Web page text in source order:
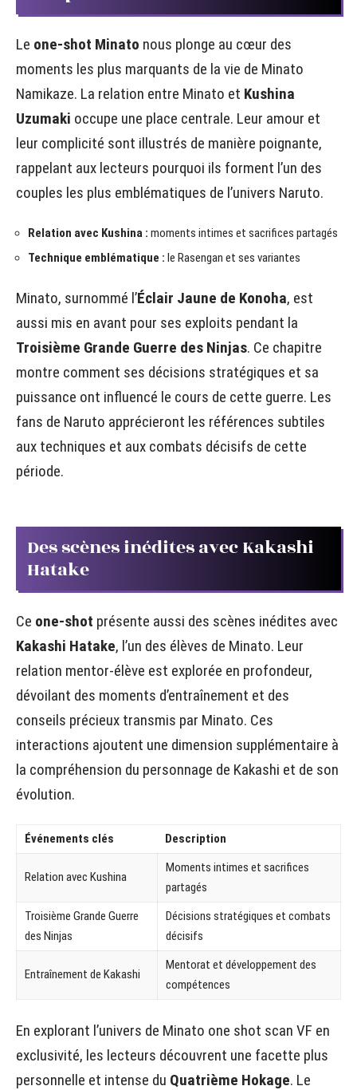
Le one-shot Minato nous plonge au cœur des
moments les plus marquants de la vie de Minato
Namikaze. La relation entre Minato et Kushina
Uzumaki occupe une place centrale. Leur amour et
leur complicité sont illustrés de manière poignante,
rappelant aux lecteurs pourquoi ils forment l’un des
couples les plus emblématiques de l’univers Naruto.
Relation avec Kushina : moments intimes et sacrifices partagés
Technique emblématique : le Rasengan et ses variantes
Minato, surnommé l’Éclair Jaune de Konoha, est
aussi mis en avant pour ses exploits pendant la
Troisième Grande Guerre des Ninjas. Ce chapitre
montre comment ses décisions stratégiques et sa
puissance ont influencé le cours de cette guerre. Les
fans de Naruto apprécieront les références subtiles
aux techniques et aux combats décisifs de cette
période.
Des scènes inédites avec Kakashi
Hatake
Ce one-shot présente aussi des scènes inédites avec
Kakashi Hatake, l’un des élèves de Minato. Leur
relation mentor-élève est explorée en profondeur,
dévoilant des moments d’entraînement et des
conseils précieux transmis par Minato. Ces
interactions ajoutent une dimension supplémentaire à
la compréhension du personnage de Kakashi et de son
évolution.
Événements clés Description
Relation avec Kushina
Moments intimes et sacrifices
partagés
Troisième Grande Guerre
des Ninjas
Décisions stratégiques et combats
décisifs
Entraînement de Kakashi
Mentorat et développement des
compétences
En explorant l’univers de Minato one shot scan VF en
exclusivité, les lecteurs découvrent une facette plus
personnelle et intense du Quatrième Hokage. Le